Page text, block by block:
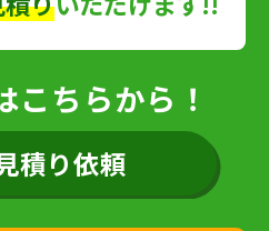
こちらから！
積り依頼